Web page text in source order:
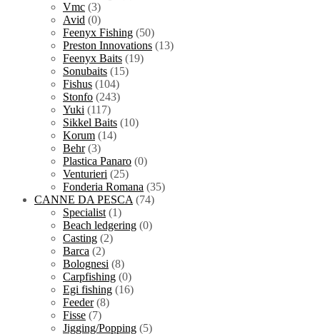
Vmc (3)
Avid (0)
Feenyx Fishing (50)
Preston Innovations (13)
Feenyx Baits (19)
Sonubaits (15)
Fishus (104)
Stonfo (243)
Yuki (117)
Sikkel Baits (10)
Korum (14)
Behr (3)
Plastica Panaro (0)
Venturieri (25)
Fonderia Romana (35)
CANNE DA PESCA (74)
Specialist (1)
Beach ledgering (0)
Casting (2)
Barca (2)
Bolognesi (8)
Carpfishing (0)
Egi fishing (16)
Feeder (8)
Fisse (7)
Jigging/Popping (5)